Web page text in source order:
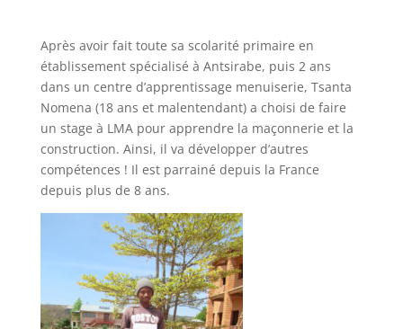
Après avoir fait toute sa scolarité primaire en
établissement spécialisé à Antsirabe, puis 2 ans
dans un centre d’apprentissage menuiserie, Tsanta
Nomena (18 ans et malentendant) a choisi de faire
un stage à LMA pour apprendre la maçonnerie et la
construction. Ainsi, il va développer d’autres
compétences ! Il est parrainé depuis la France
depuis plus de 8 ans.